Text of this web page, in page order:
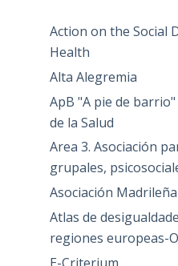
Action on the Social
Health
Alta Alegremia
ApB "A pie de
de la Salud
Area 3. Asociación
grupales,
Asociación
Atlas de
regiones europeas-